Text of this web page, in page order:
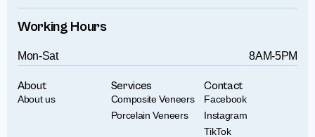
Working Hours
Mon-Sat 8AM-5PM
About
About us
Services
Composite Veneers
Porcelain Veneers
Contact
Facebook
Instagram
TikTok